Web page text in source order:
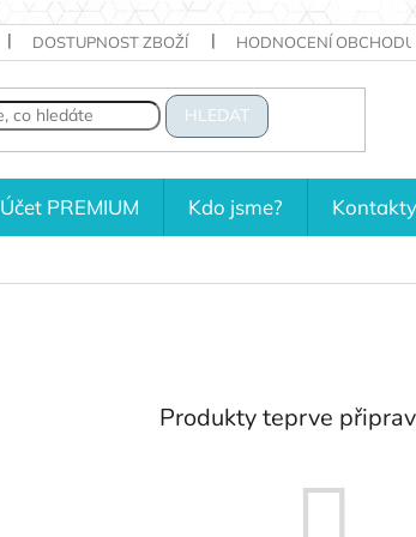
DOSTUPNOST ZBOŽÍ HODNOCENÍ OBCHODU
HLEDAT
Účet PREMIUM Kdo jsme? Kontakty
Produkty teprve